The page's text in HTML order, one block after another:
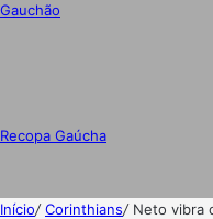
Gauchão
Recopa Gaúcha
Início/Corinthians/ Neto vibra